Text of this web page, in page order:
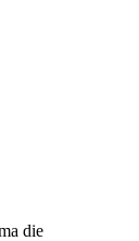
die